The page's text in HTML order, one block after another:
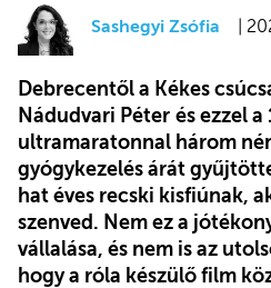
Sashegyi Zsófia |
Debrecentől a Kékes
Nádudvari Péter és ezzel
ultramaratonnal három
gyógykezelés árát
hat éves recski kisfiúnak,
szenved. Nem ez a
vállalása, és nem is az
hogy a róla készülő film